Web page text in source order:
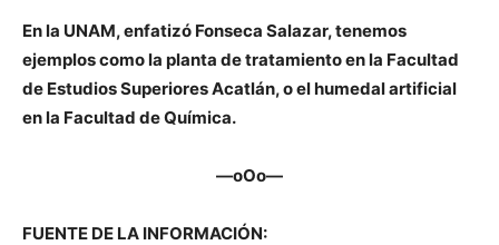
En la UNAM, enfatizó Fonseca Salazar, tenemos
ejemplos como la planta de tratamiento en la Facultad
de Estudios Superiores Acatlán, o el humedal artificial
en la Facultad de Química.
—oOo—
FUENTE DE LA INFORMACIÓN: